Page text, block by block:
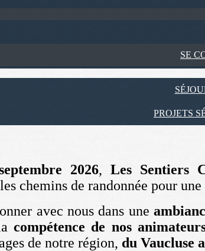
SE
PROJETS
2026,Les Sentiers
chemins de randonnée pour
avec nous dans une
compétence de nos
de notre région, du Vaucluse